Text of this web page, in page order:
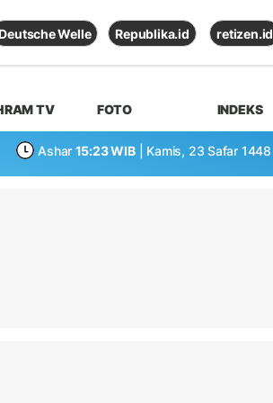
Deutsche Welle Republika.id retizen.id
TV FOTO INDEKS
Ashar 15:23 WIB | Kamis, 23 Safar 1448